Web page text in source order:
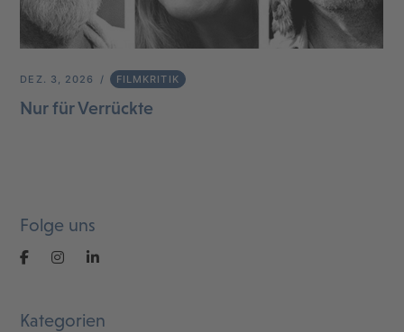
DEZ. 3, 2026 FILMKRITIK
Nur für Verrückte
Folge uns
Kategorien